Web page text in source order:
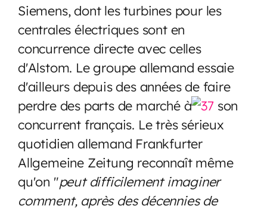
Siemens, dont les turbines pour les
centrales électriques sont en
concurrence directe avec celles
d'Alstom. Le groupe allemand essaie
d'ailleurs depuis des années de faire
perdre des parts de marché à
son
concurrent français. Le très sérieux
quotidien allemand Frankfurter
Allgemeine Zeitung reconnaît même
qu'on "peut difficilement imaginer
comment, après des décennies de